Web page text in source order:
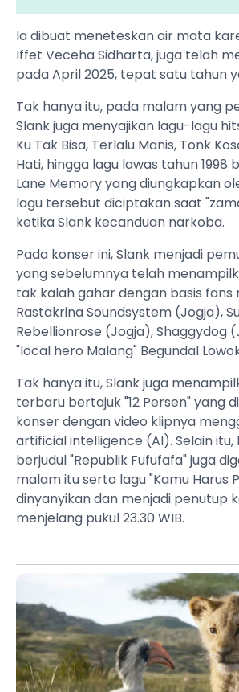
Ia dibuat meneteskan air mata
Iffet Veceha Sidharta, juga telah
pada April 2025, tepat satu tahun
Tak hanya itu, pada malam yang
Slank juga menyajikan lagu-lagu
Ku Tak Bisa, Terlalu Manis, Tonk
Hati, hingga lagu lawas tahun 1998
Lane Memory yang diungkapkan
lagu tersebut diciptakan saat
ketika Slank kecanduan narkoba.
Pada konser ini, Slank menjadi
yang sebelumnya telah
tak kalah gahar dengan basis fans
Rastakrina Soundsystem (Jogja),
Rebellionrose (Jogja), Shaggydog
"local hero Malang" Begundal
Tak hanya itu, Slank juga
terbaru bertajuk "12 Persen" yang
konser dengan video klipnya
artificial intelligence (AI). Selain itu,
berjudul "Republik Fufufafa" juga
malam itu serta lagu "Kamu Harus
dinyanyikan dan menjadi penutup
menjelang pukul 23.30 WIB.